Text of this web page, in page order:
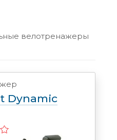
велотренажеры
Dynamic